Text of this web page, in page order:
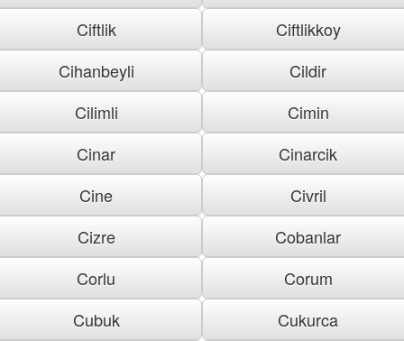
Ciftlik
Ciftlikkoy
Cihanbeyli
Cildir
Cilimli
Cimin
Cinar
Cinarcik
Cine
Civril
Cizre
Cobanlar
Corlu
Corum
Cubuk
Cukurca